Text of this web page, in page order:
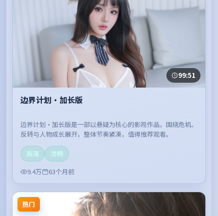
99:51
边界计划·加长版
边界计划·加长版是一部以悬疑为核心的影视作品，围绕危机、
反转与人物成长展开，整体节奏紧凑，值得推荐观看。
高清
流畅
9.4万
63个月前
热门